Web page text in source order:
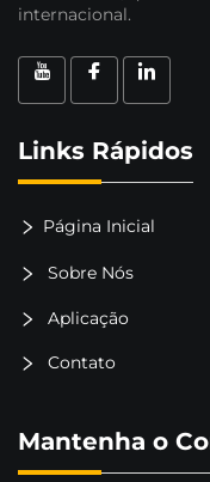
internacional.
Links Rápidos
Página Inicial
Sobre Nós
Aplicação
Contato
Mantenha o